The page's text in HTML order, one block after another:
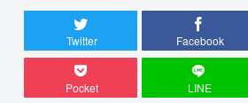
Twitter Facebook
Pocket LINE